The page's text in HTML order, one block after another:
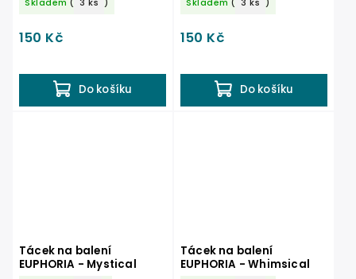
Skladem ( 3 ks )
150 Kč
Do košíku
Skladem ( 3 ks )
150 Kč
Do košíku
Tácek na balení
EUPHORIA - Mystical
Tácek na balení
EUPHORIA - Whimsical